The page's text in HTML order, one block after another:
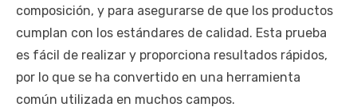
composición, y para asegurarse de que los productos
cumplan con los estándares de calidad. Esta prueba
es fácil de realizar y proporciona resultados rápidos,
por lo que se ha convertido en una herramienta
común utilizada en muchos campos.